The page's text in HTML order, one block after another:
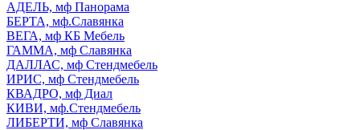
АДЕЛЬ, мф Панорама
БЕРТА, мф.Славянка
ВЕГА, мф КБ Мебель
ГАММА, мф Славянка
ДАЛЛАС, мф Стендмебель
ИРИС, мф Стендмебель
КВАДРО, мф Диал
КИВИ, мф.Стендмебель
ЛИБЕРТИ, мф Славянка